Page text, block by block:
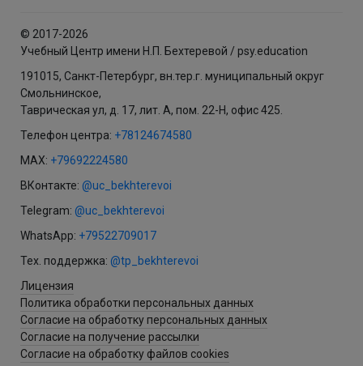
© 2017-2026
Учебный Центр имени Н.П. Бехтеревой / psy.education
191015, Санкт-Петербург, вн.тер.г. муниципальный округ
Смольнинское,
Таврическая ул, д. 17, лит. А, пом. 22-Н, офис 425.
Телефон центра: +78124674580
MAX: +79692224580
ВКонтакте: @uc_bekhterevoi
Telegram: @uc_bekhterevoi
WhatsApp: +79522709017
Тех. поддержка: @tp_bekhterevoi
Лицензия
Политика обработки персональных данных
Согласие на обработку персональных данных
Согласие на получение рассылки
Согласие на обработку файлов cookies